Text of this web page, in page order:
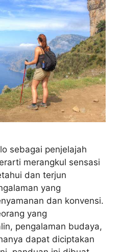
sebagai penjelajah
merangkul sensasi
dan terjun
yang
dan konvensi.
yang
pengalaman budaya,
dapat diciptakan